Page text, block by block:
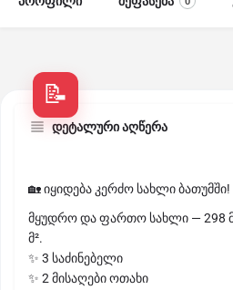
დეტალური აღწერა
🏡 იყიდება კერძო სახლი ბათუმში!
მყუდრო და ფართო სახლი — 298
მ².
✨ 3 საძინებელი
✨ 2 მისაღები ოთახი